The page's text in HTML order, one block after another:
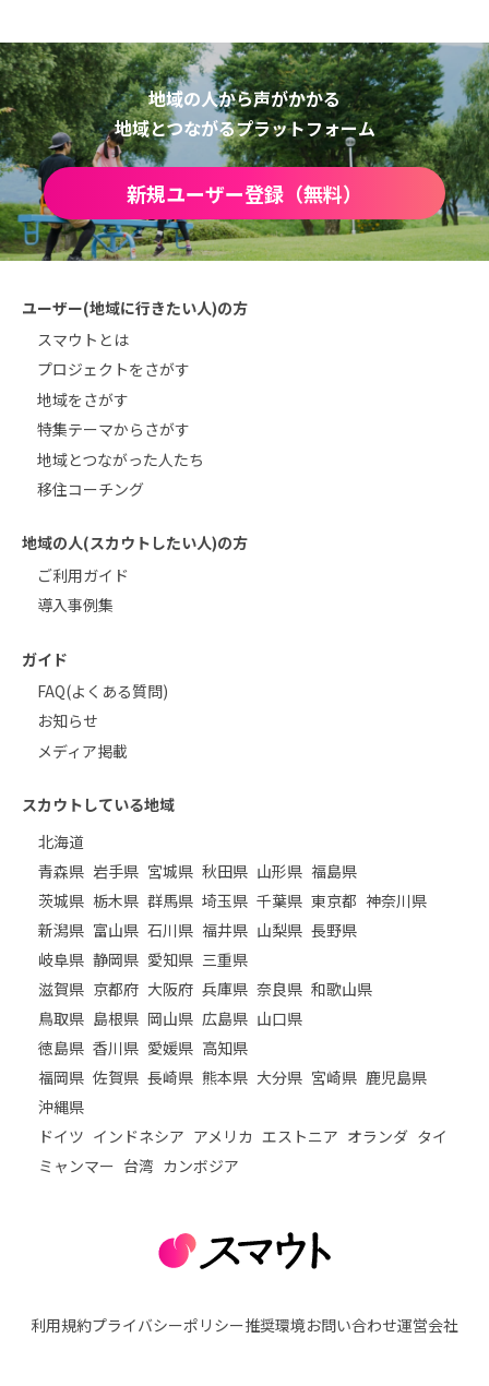
地域の人から声がかかる
地域とつながるプラットフォーム
新規ユーザー登録（無料）
ユーザー(地域に行きたい人)の方
スマウトとは
プロジェクトをさがす
地域をさがす
特集テーマからさがす
地域とつながった人たち
移住コーチング
地域の人(スカウトしたい人)の方
ご利用ガイド
導入事例集
ガイド
FAQ(よくある質問)
お知らせ
メディア掲載
スカウトしている地域
北海道
青森県 岩手県 宮城県 秋田県 山形県 福島県
茨城県 栃木県 群馬県 埼玉県 千葉県 東京都 神奈川県
新潟県 富山県 石川県 福井県 山梨県 長野県
岐阜県 静岡県 愛知県 三重県
滋賀県 京都府 大阪府 兵庫県 奈良県 和歌山県
鳥取県 島根県 岡山県 広島県 山口県
徳島県 香川県 愛媛県 高知県
福岡県 佐賀県 長崎県 熊本県 大分県 宮崎県 鹿児島県
沖縄県
ドイツ インドネシア アメリカ エストニア オランダ タイ
ミャンマー 台湾 カンボジア
利用規約プライバシーポリシー推奨環境お問い合わせ運営会社